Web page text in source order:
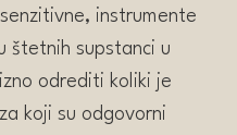
instrumente
štetnih supstanci u
odrediti koliki je
koji su odgovorni